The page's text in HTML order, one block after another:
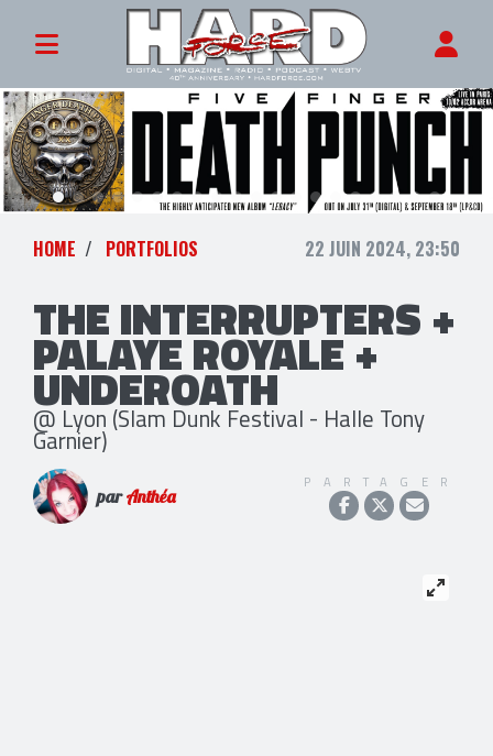
HOME PORTFOLIOS 22 JUIN 2024, 23:50
THE INTERRUPTERS +
PALAYE ROYALE +
UNDEROATH
@ Lyon (Slam Dunk Festival - Halle Tony
Garnier)
parAnthéa
PARTAGER